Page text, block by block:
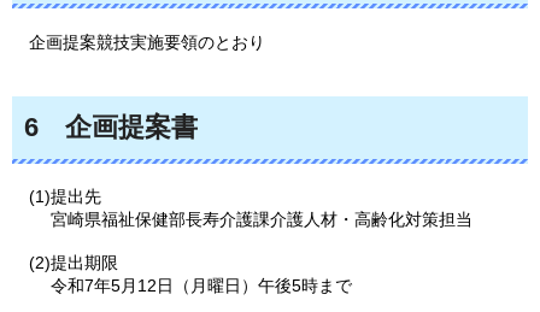
企画提案競技実施要領のとおり
6 企画提案書
(1)提出先
宮崎県福祉保健部長寿介護課介護人材・高齢化対策担当
(2)提出期限
令和7年5月12日（月曜日）午後5時まで